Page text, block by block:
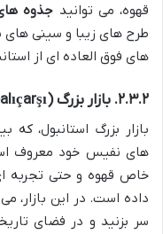
قهوه، می توانید جذوه
طرح های زیبا و سینی های
های فوق العاده ای از
۲.۳.۲. بازار بزرگ (Grand Bazaar / Kapalıçarşı)
بازار بزرگ استانبول،
های نفیس خود معروف
خاص قهوه و حتی تجربه
داده است. در این بازار،
سر بزنید و در فضای